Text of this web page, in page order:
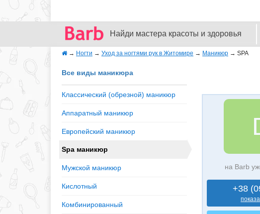
Найди мастера красоты и здоровья
→ Ногти → Уход за ногтями рук в Житомире → Маникюр → SPA
Все виды маникюра
Классический (обрезной) маникюр
Аппаратный маникюр
Европейский маникюр
Spa маникюр
Мужской маникюр
Кислотный
Комбинированный
на Barb
+38